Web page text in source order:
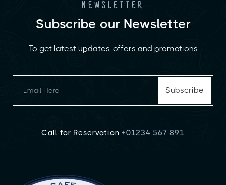
NEWSLETTER
Subscribe our Newsletter
To get latest updates, offers and promotions
Call for Reservation+01234 567 891